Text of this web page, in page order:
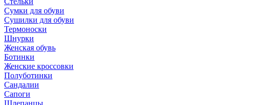
Сумки для обуви
Сушилки для обуви
Термоноски
Шнурки
Женская обувь
Ботинки
Женские кроссовки
Полуботинки
Сандалии
Сапоги
Шлепанцы